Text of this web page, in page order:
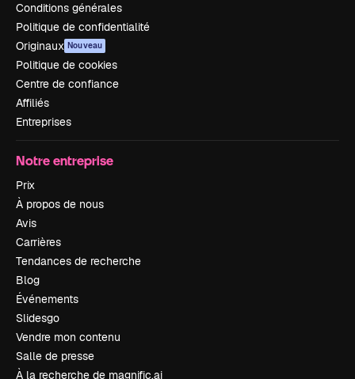
Conditions générales
Politique de confidentialité
Originaux Nouveau
Politique de cookies
Centre de confiance
Affiliés
Entreprises
Notre entreprise
Prix
À propos de nous
Avis
Carrières
Tendances de recherche
Blog
Événements
Slidesgo
Vendre mon contenu
Salle de presse
À la recherche de magnific.ai